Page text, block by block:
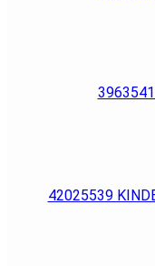
42025539